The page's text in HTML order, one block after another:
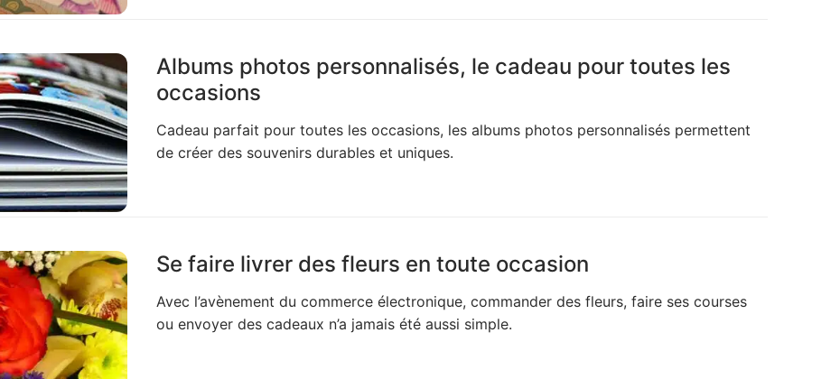
Albums photos personnalisés, le cadeau pour toutes les
occasions
Cadeau parfait pour toutes les occasions, les albums photos personnalisés permettent
de créer des souvenirs durables et uniques.
Se faire livrer des fleurs en toute occasion
Avec l’avènement du commerce électronique, commander des fleurs, faire ses courses
ou envoyer des cadeaux n’a jamais été aussi simple.